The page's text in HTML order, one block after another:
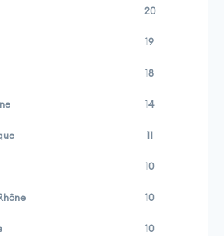
20
19
18
14
11
10
10
10